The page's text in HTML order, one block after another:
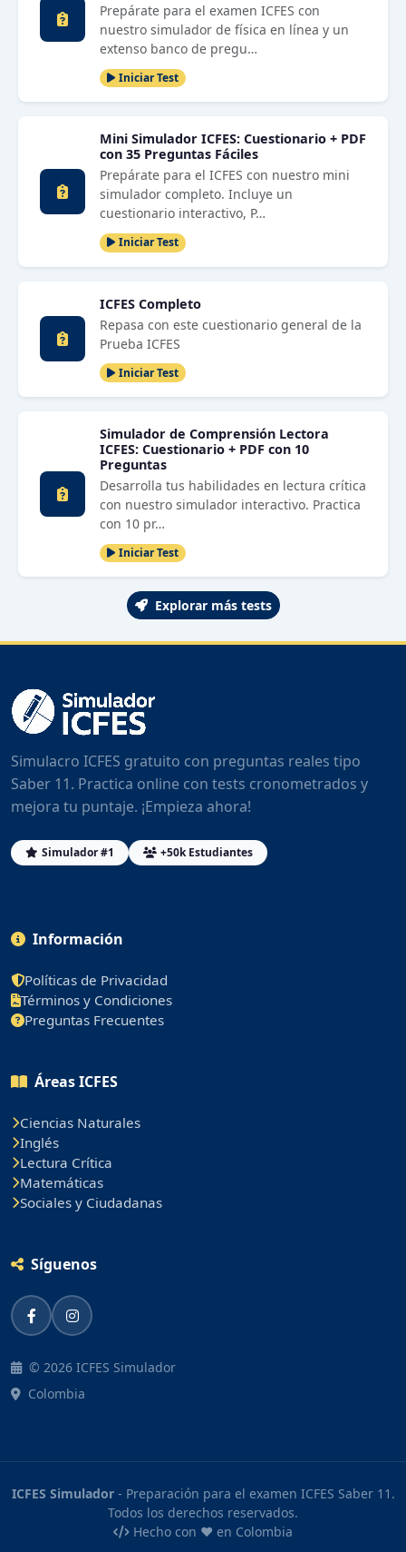
Prepárate para el examen ICFES con
nuestro simulador de física en línea y un
extenso banco de pregu…
Iniciar Test
Mini Simulador ICFES: Cuestionario + PDF
con 35 Preguntas Fáciles
Prepárate para el ICFES con nuestro mini
simulador completo. Incluye un
cuestionario interactivo, P…
Iniciar Test
ICFES Completo
Repasa con este cuestionario general de la
Prueba ICFES
Iniciar Test
Simulador de Comprensión Lectora
ICFES: Cuestionario + PDF con 10
Preguntas
Desarrolla tus habilidades en lectura crítica
con nuestro simulador interactivo. Practica
con 10 pr…
Iniciar Test
Explorar más tests
Simulacro ICFES gratuito con preguntas reales tipo
Saber 11. Practica online con tests cronometrados y
mejora tu puntaje. ¡Empieza ahora!
Simulador #1 +50k Estudiantes
Información
Políticas de Privacidad
Términos y Condiciones
Preguntas Frecuentes
Áreas ICFES
Ciencias Naturales
Inglés
Lectura Crítica
Matemáticas
Sociales y Ciudadanas
Síguenos
© 2026 ICFES Simulador
Colombia
ICFES Simulador- Preparación para el examen ICFES Saber 11.
Todos los derechos reservados.
Hecho con ❤️ en Colombia